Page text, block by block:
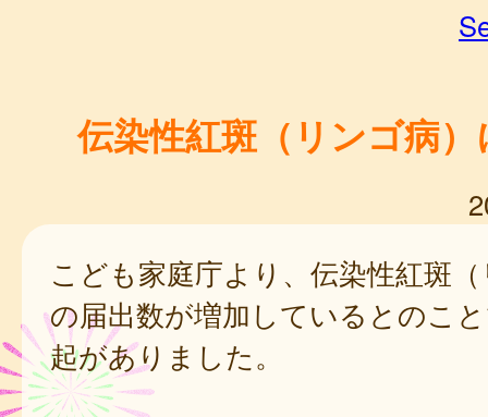
伝染性紅斑（リンゴ病
こども家庭庁より、伝染性紅斑
の届出数が増加しているとのこ
起がありました。